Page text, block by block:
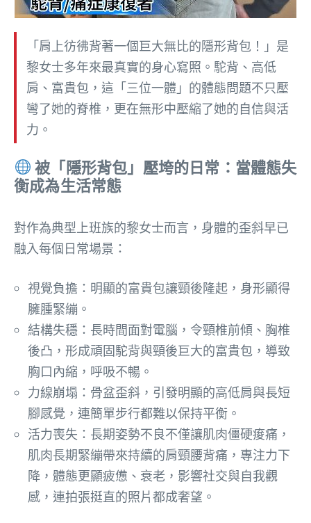
「肩上彷彿背著一個巨大無比的隱形背包！」是
黎女士多年來最真實的身心寫照。駝背、高低
肩、富貴包，這「三位一體」的體態問題不只壓
彎了她的脊椎，更在無形中壓縮了她的自信與活
力。
被「隱形背包」壓垮的日常：當體態失
衡成為生活常態
對作為典型上班族的黎女士而言，身體的歪斜早已
融入每個日常場景：
視覺負擔：明顯的富貴包讓頸後隆起，身形顯得
臃腫緊繃。
結構失穩：長時間面對電腦，令頸椎前傾、胸椎
後凸，形成頑固駝背與頸後巨大的富貴包，導致
胸口內縮，呼吸不暢。
力線崩塌：骨盆歪斜，引發明顯的高低肩與長短
腳感覺，連簡單步行都難以保持平衡。
活力喪失：長期姿勢不良不僅讓肌肉僵硬痠痛，
肌肉長期緊繃帶來持續的肩頸腰背痛，專注力下
降，體態更顯疲憊、衰老，影響社交與自我觀
感，連拍張挺直的照片都成奢望。